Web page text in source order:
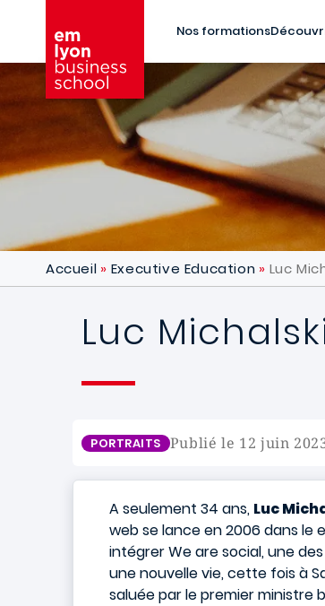
Nos formations
Accueil Executive Education Luc
Luc
PORTRAITS Publié le 12 juin
A seulement 34 ans, Luc
web se lance en 2006 dans le
intégrer We are social, une
une nouvelle vie, cette fois à
saluée par le premier ministre